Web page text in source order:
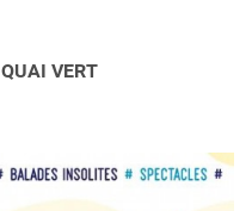
QUAI VERT